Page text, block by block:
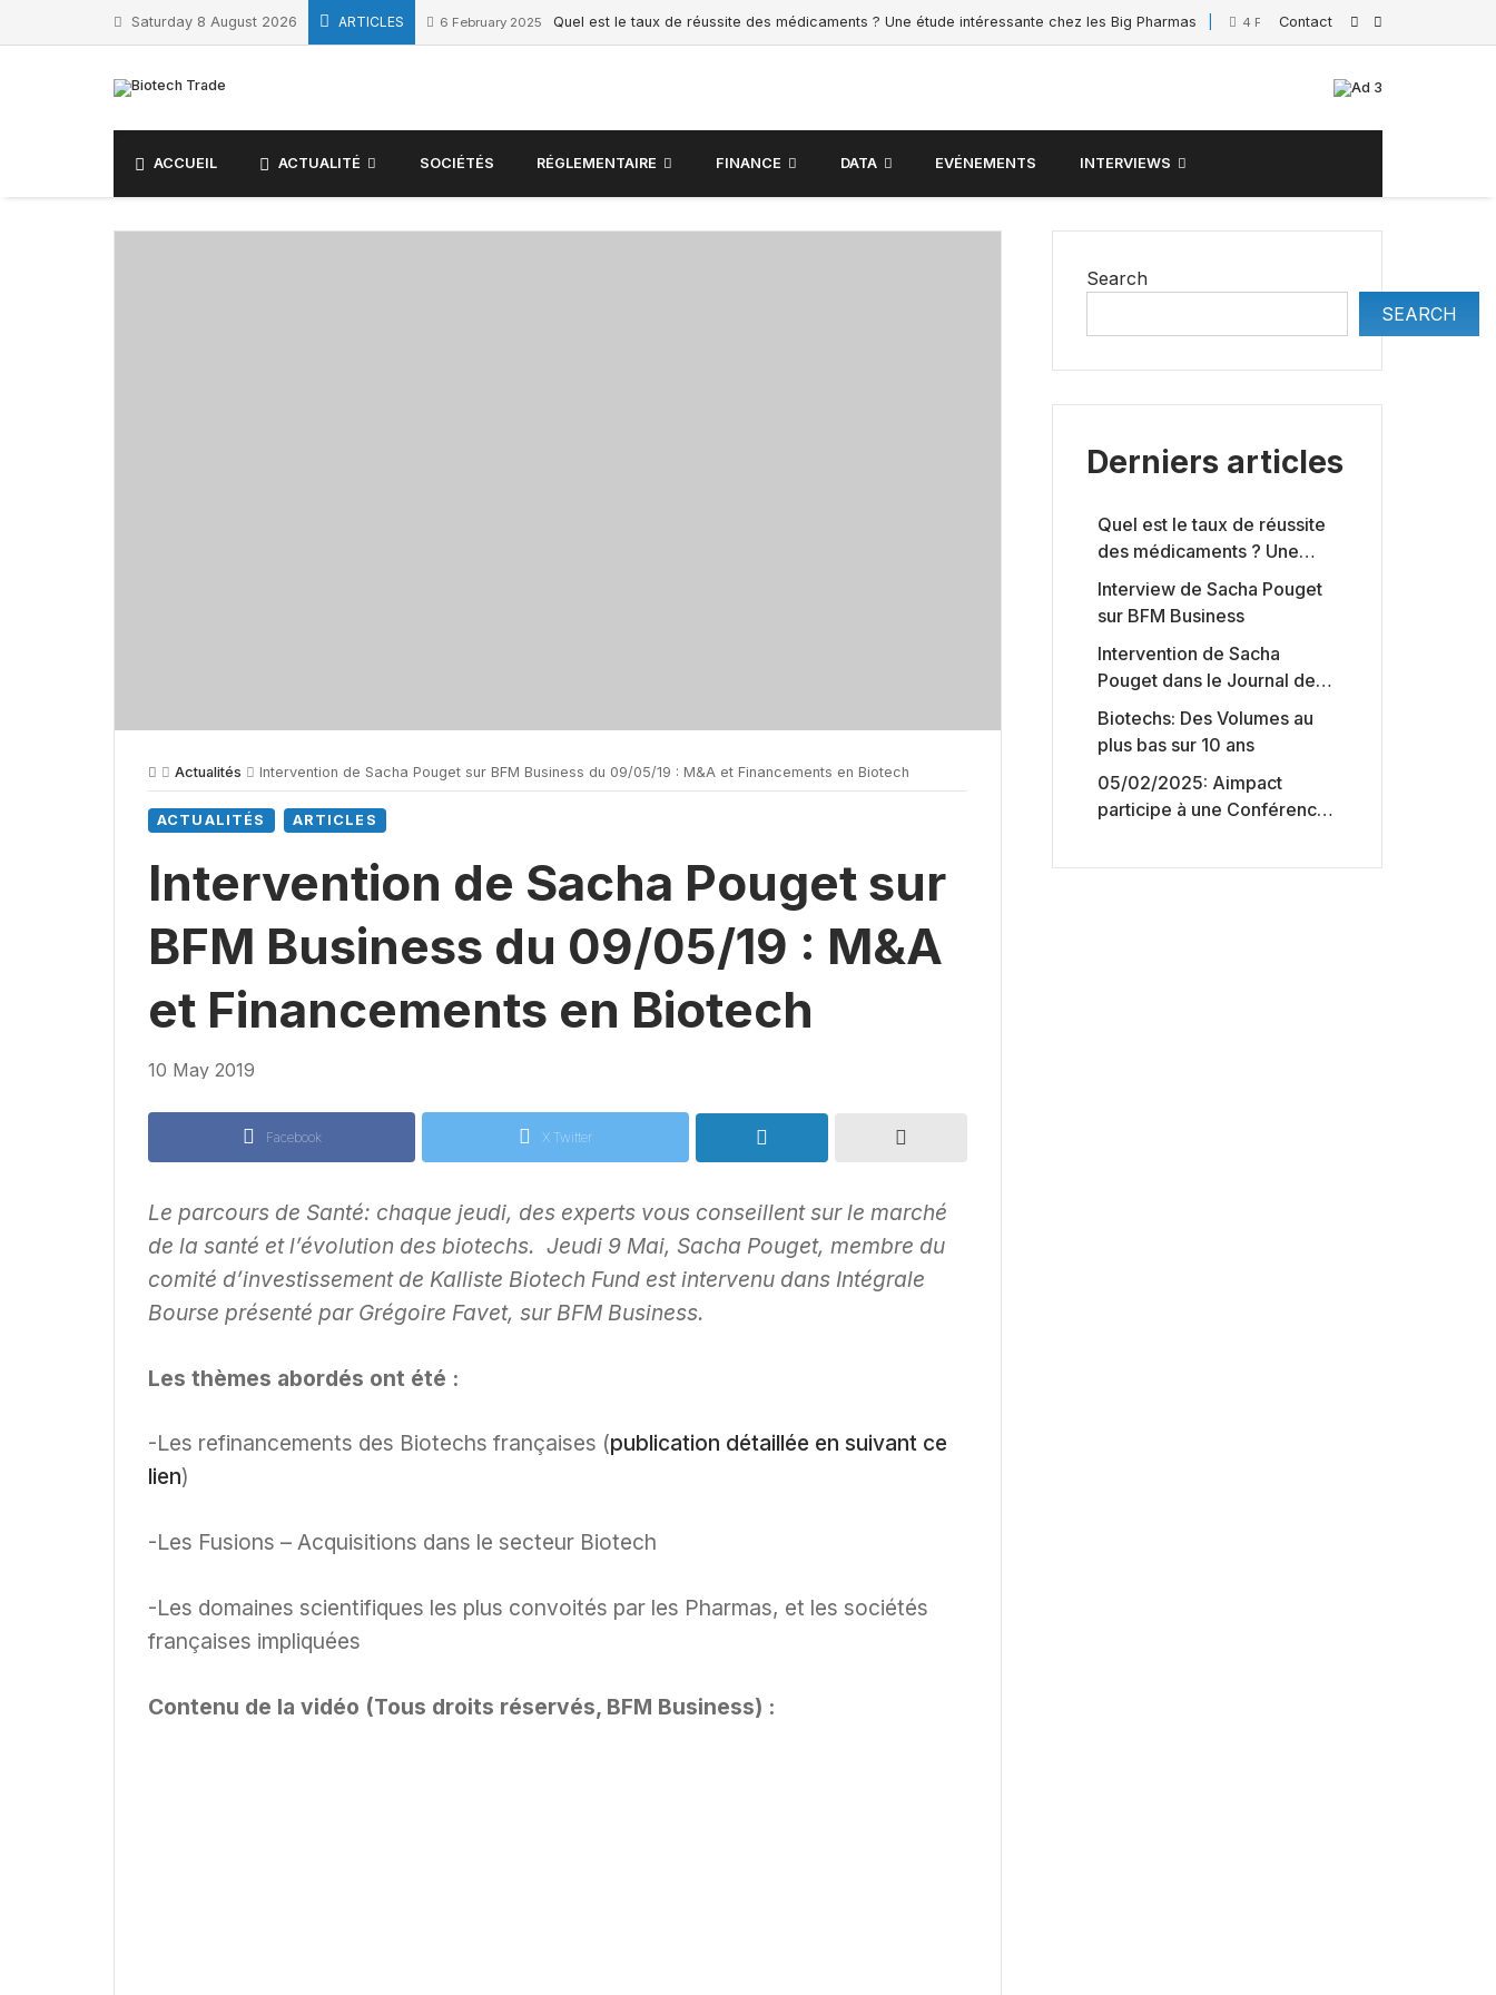
Saturday 8 August 2026 ARTICLES 6 February 2025 Quel est le taux de réussite des médicaments ? Une étude intéressante chez les Big Pharmas 4 February 2025 Interview de Sacha
Contact
ACCUEIL ACTUALITÉ SOCIÉTÉS RÉGLEMENTAIRE FINANCE DATA EVÉNEMENTS INTERVIEWS
Actualités Intervention de Sacha Pouget sur BFM Business du 09/05/19 : M&A et Financements en Biotech
ACTUALITÉS ARTICLES
Intervention de Sacha Pouget sur
BFM Business du 09/05/19 : M&A
et Financements en Biotech
10 May 2019
Facebook X Twitter
Le parcours de Santé: chaque jeudi, des experts vous conseillent sur le marché
de la santé et l’évolution des biotechs. Jeudi 9 Mai, Sacha Pouget, membre du
comité d’investissement de Kalliste Biotech Fund est intervenu dans Intégrale
Bourse présenté par Grégoire Favet, sur BFM Business.
Les thèmes abordés ont été :
-Les refinancements des Biotechs françaises (publication détaillée en suivant ce
lien)
-Les Fusions – Acquisitions dans le secteur Biotech
-Les domaines scientifiques les plus convoités par les Pharmas, et les sociétés
françaises impliquées
Contenu de la vidéo (Tous droits réservés, BFM Business) :
Search
SEARCH
Derniers articles
Quel est le taux de réussite
des médicaments ? Une
étude intéressante chez les
Big Pharmas
Interview de Sacha Pouget
sur BFM Business
Intervention de Sacha
Pouget dans le Journal des
Biotechs de Boursorama
Biotechs: Des Volumes au
plus bas sur 10 ans
05/02/2025: Aimpact
participe à une Conférence
capitaux américains,